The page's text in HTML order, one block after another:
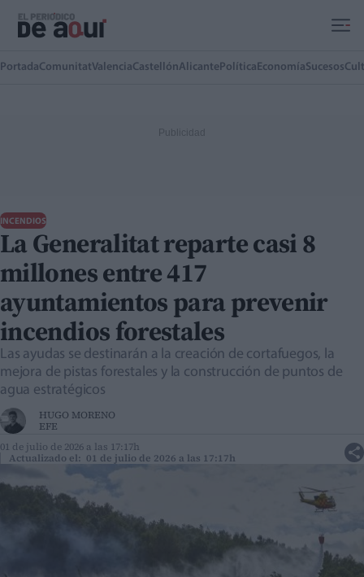
PortadaComunitatValenciaCastellónAlicante Política EconomíaSucesos
INCENDIOS
La Generalitat reparte casi 8
millones entre 417
ayuntamientos para prevenir
incendios forestales
Las ayudas se destinarán a la creación de cortafuegos, la
mejora de pistas forestales y la construcción de puntos de
agua estratégicos
HUGO MORENO
EFE
01 de julio de 2026 a las 17:17h
Actualizado el: 01 de julio de 2026 a las 17:17h